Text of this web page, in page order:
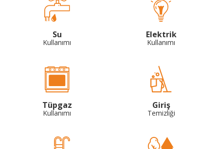
Su
Kullanımı
Elektrik
Kullanımı
Tüpgaz
Kullanımı
Giriş
Temizliği